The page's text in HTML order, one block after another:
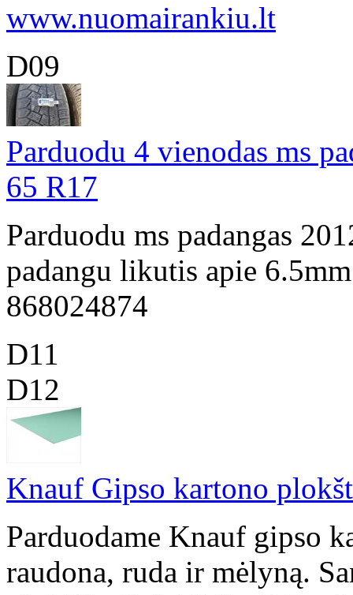
www.nuomairankiu.lt
D09
Parduodu 4 vienodas ms
65 R17
Parduodu ms padangas
padangu likutis apie
868024874
D11
D12
Knauf Gipso kartono
Parduodame Knauf gipso
raudona, ruda ir mėlyną.